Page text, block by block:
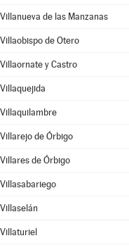
Villanueva de las Manzanas
Villaobispo de Otero
Villaornate y Castro
Villaquejida
Villaquilambre
Villarejo de Órbigo
Villares de Órbigo
Villasabariego
Villaselán
Villaturiel